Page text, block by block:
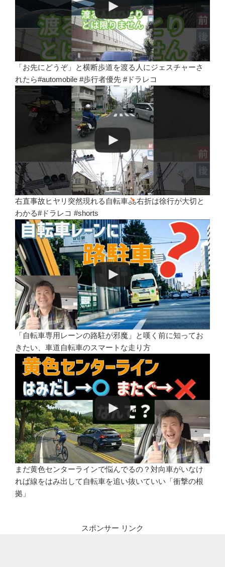
「お先にどうぞ」と横断歩道を渡る人にジェスチャーさ
れたら#automobile #歩行者優先 #ドラレコ
右直事故ヒヤリ突然現れる自転車
右折は徐行が大切と
わかる#ドラレコ #shorts
「自転車専用レーンの路駐が邪魔」と嘆く前に知ってお
きたい、車道自転車のスマートな走り方
まだ黄色センターラインで悩んでるの？対向車がいなけ
れば線をはみ出して自転車を追い抜いていい「衝撃の根
拠」
スポンサー リンク